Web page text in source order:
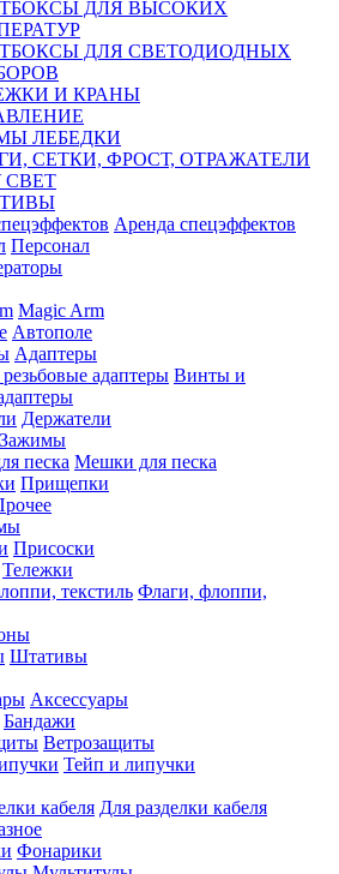
ДЛЯ ВЫСОКИХ
ДЛЯ СВЕТОДИОДНЫХ
И КРАНЫ
ЛЕБЕДКИ
СЕТКИ, ФРОСТ, ОТРАЖАТЕЛИ
Аренда спецэффектов
Персонал
Magic Arm
Автополе
Адаптеры
Винты и
Держатели
Зажимы
Мешки для песка
Прищепки
Присоски
Тележки
Флаги, флоппи,
Штативы
Аксессуары
Бандажи
Ветрозащиты
Тейп и липучки
Для разделки кабеля
Фонарики